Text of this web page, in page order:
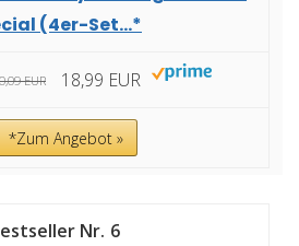
(4er-Set...*
EUR 18,99 EUR
*Zum Angebot »
6